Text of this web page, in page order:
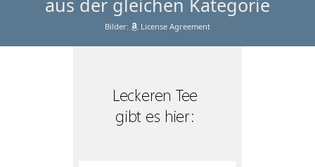
aus der gleichen Kategorie
Bilder: License Agreement